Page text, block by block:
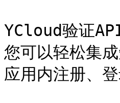
YCloud验证
您可以轻松集
应用内注册、登